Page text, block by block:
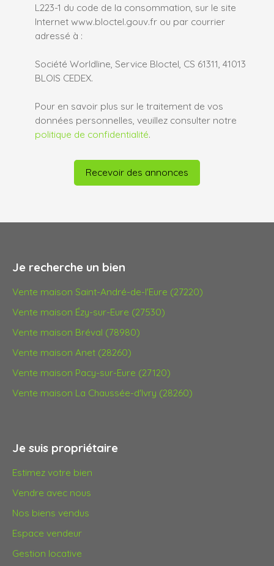
L223-1 du code de la consommation, sur le site
Internet www.bloctel.gouv.fr ou par courrier
adressé à :
Société Worldline, Service Bloctel, CS 61311, 41013
BLOIS CEDEX.
Pour en savoir plus sur le traitement de vos
données personnelles, veuillez consulter notre
politique de confidentialité.
Recevoir des annonces
Je recherche un bien
Vente maison Saint-André-de-l'Eure (27220)
Vente maison Ézy-sur-Eure (27530)
Vente maison Bréval (78980)
Vente maison Anet (28260)
Vente maison Pacy-sur-Eure (27120)
Vente maison La Chaussée-d'Ivry (28260)
Je suis propriétaire
Estimez votre bien
Vendre avec nous
Nos biens vendus
Espace vendeur
Gestion locative